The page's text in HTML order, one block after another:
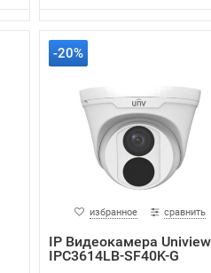
-20%
избранное сравнить
IP Видеокамера Uniview
IPC3614LB-SF40K-G